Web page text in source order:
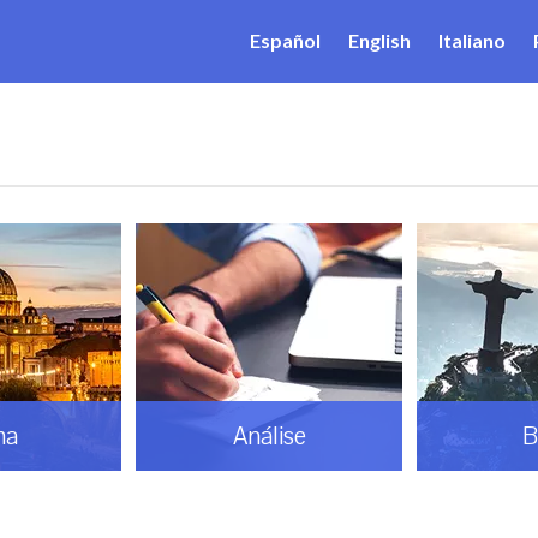
Español English Italiano
Análise